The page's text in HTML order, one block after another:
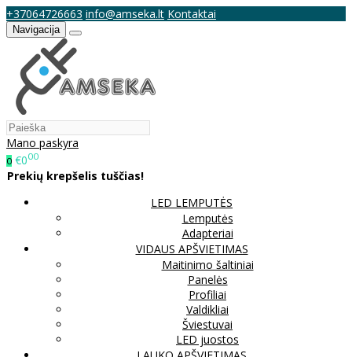
+37064726663 info@amseka.lt Kontaktai
Navigacija
Mano paskyra
0 €000
Prekių krepšelis tuščias!
LED LEMPUTĖS
Lemputės
Adapteriai
VIDAUS APŠVIETIMAS
Maitinimo šaltiniai
Panelės
Profiliai
Valdikliai
Šviestuvai
LED juostos